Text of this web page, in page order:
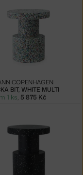
BIT, WHITE MULTI
COPENHAGEN
1 ks, 5 875 Kč